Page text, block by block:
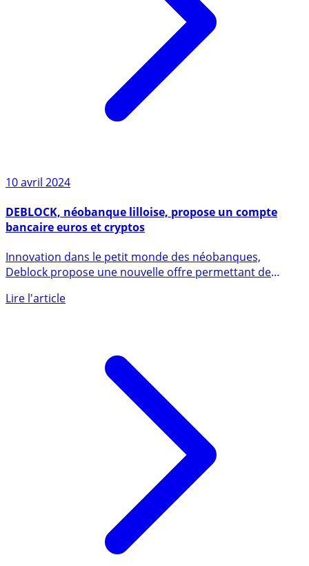
10 avril 2024
bancaire euros et cryptos
Deblock propose une nouvelle offre permettant de